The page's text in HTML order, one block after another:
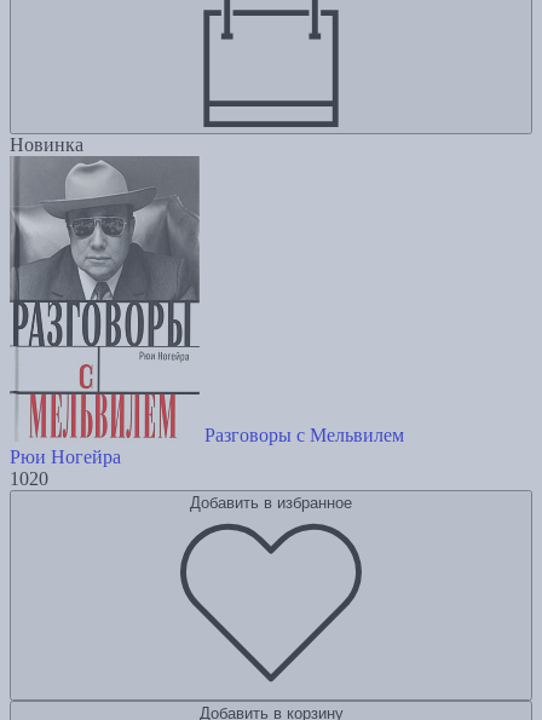
Новинка
Разговоры с Мельвилем
Рюи Ногейра
1020
Добавить в избранное
Добавить в корзину